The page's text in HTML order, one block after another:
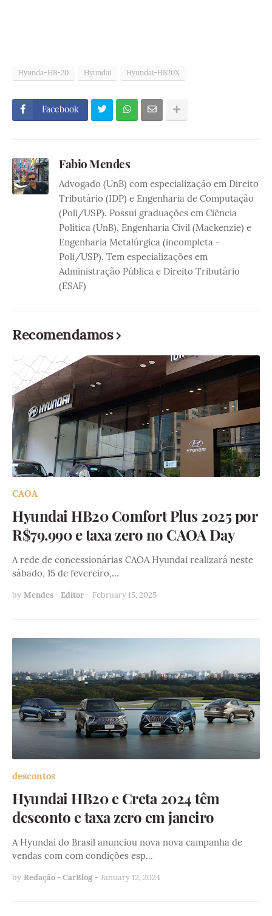
Hyunda-HB-20 Hyundai Hyundai-HB20X
Facebook
Fabio Mendes
Advogado (UnB) com especialização em Direito
Tributário (IDP) e Engenharia de Computação
(Poli/USP). Possui graduações em Ciência
Política (UnB), Engenharia Civil (Mackenzie) e
Engenharia Metalúrgica (incompleta -
Poli/USP). Tem especializações em
Administração Pública e Direito Tributário
(ESAF)
Recomendamos
CAOA
Hyundai HB20 Comfort Plus 2025 por
R$79.990 e taxa zero no CAOA Day
A rede de concessionárias CAOA Hyundai realizará neste
sábado, 15 de fevereiro,…
by Mendes - Editor - February 15, 2025
descontos
Hyundai HB20 e Creta 2024 têm
desconto e taxa zero em janeiro
A Hyundai do Brasil anunciou nova nova campanha de
vendas com com condições esp…
by Redação - CarBlog - January 12, 2024